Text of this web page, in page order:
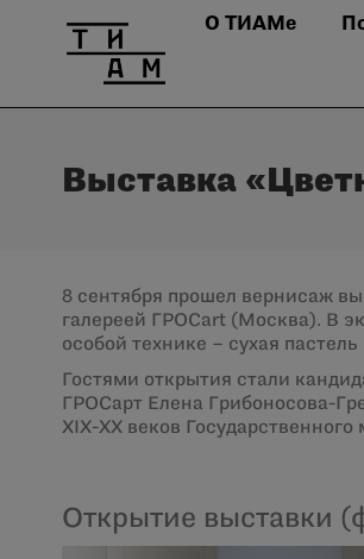
О ТИАМе
Выставка
8 сентября прошел вернисаж
галереей ГРОСart (Москва). В
особой технике – сухая
Гостями открытия стали
ГРОСарт Елена Грибоносова-
XIX-XX веков
Открытие выставки